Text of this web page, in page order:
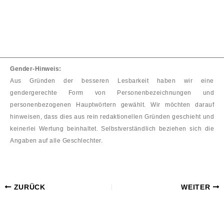
Gender-Hinweis:
Aus Gründen der besseren Lesbarkeit haben wir eine
gendergerechte Form von Personenbezeichnungen und
personenbezogenen Hauptwörtern gewählt. Wir möchten darauf
hinweisen, dass dies aus rein redaktionellen Gründen geschieht und
keinerlei Wertung beinhaltet. Selbstverständlich beziehen sich die
Angaben auf alle Geschlechter.
ZURÜCK WEITER